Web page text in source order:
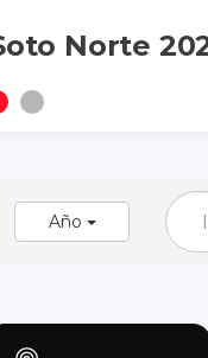
Norte
Año